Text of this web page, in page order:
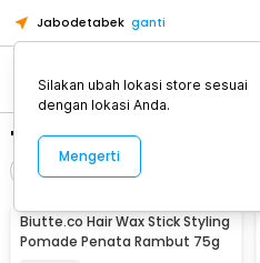
Jabodetabek ganti
"hair wax"
Urutkan
Biutte.co Hair Wax Stick Styling
Pomade Penata Rambut 75g
Silakan ubah lokasi store sesuai
dengan lokasi Anda.
Mengerti